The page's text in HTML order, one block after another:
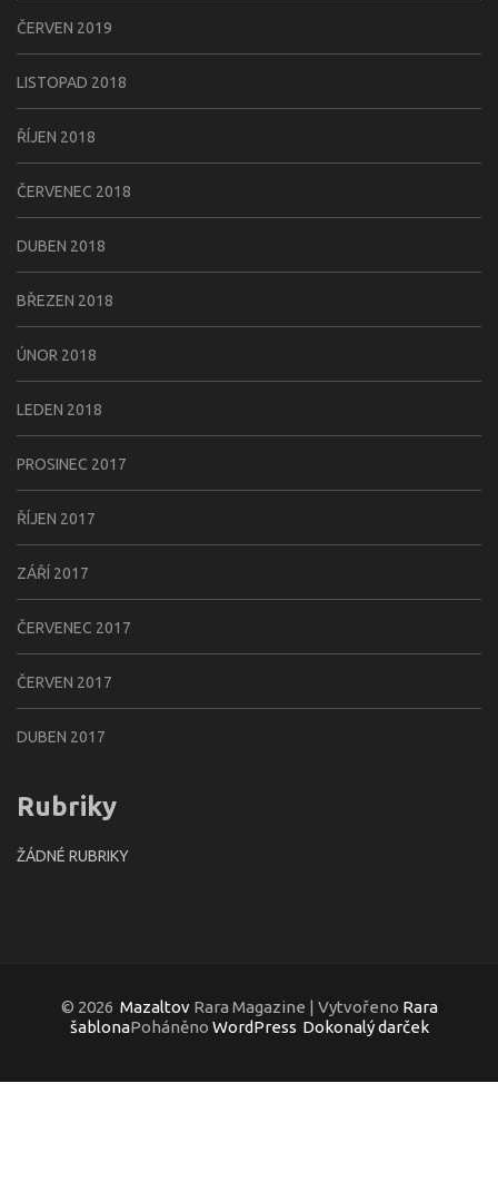
ČERVEN 2019
LISTOPAD 2018
ŘÍJEN 2018
ČERVENEC 2018
DUBEN 2018
BŘEZEN 2018
ÚNOR 2018
LEDEN 2018
PROSINEC 2017
ŘÍJEN 2017
ZÁŘÍ 2017
ČERVENEC 2017
ČERVEN 2017
DUBEN 2017
Rubriky
ŽÁDNÉ RUBRIKY
© 2026 MazaltovRara Magazine | Vytvořeno Rara
šablonaPoháněno WordPress Dokonalý darček